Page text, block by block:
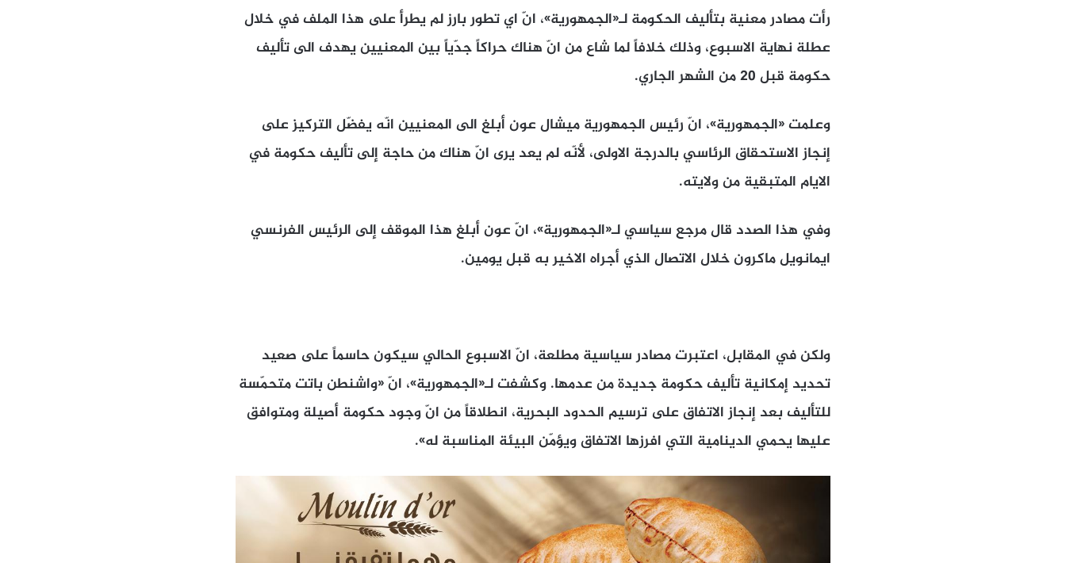
رأت مصادر معنية بتأليف الحكومة لـ«الجمهورية»، انّ اي تطور بارز لم يطرأ على هذا الملف في خلال
عطلة نهاية الاسبوع، وذلك خلافاً لما شاع من انّ هناك حراكاً جدّياً بين المعنيين يهدف الى تأليف
حكومة قبل 20 من الشهر الجاري.
وعلمت «الجمهورية»، انّ رئيس الجمهورية ميشال عون أبلغ الى المعنيين انّه يفضّل التركيز على
إنجاز الاستحقاق الرئاسي بالدرجة الاولى، لأنّه لم يعد يرى انّ هناك من حاجة إلى تأليف حكومة في
الايام المتبقية من ولايته.
وفي هذا الصدد قال مرجع سياسي لـ«الجمهورية»، انّ عون أبلغ هذا الموقف إلى الرئيس الفرنسي
ايمانويل ماكرون خلال الاتصال الذي أجراه الاخير به قبل يومين.
ولكن في المقابل، اعتبرت مصادر سياسية مطلعة، انّ الاسبوع الحالي سيكون حاسماً على صعيد
تحديد إمكانية تأليف حكومة جديدة من عدمها. وكشفت لـ«الجمهورية»، انّ «واشنطن باتت متحمّسة
للتأليف بعد إنجاز الاتفاق على ترسيم الحدود البحرية، انطلاقاً من انّ وجود حكومة أصيلة ومتوافق
عليها يحمي الدينامية التي افرزها الاتفاق ويؤمّن البيئة المناسبة له».